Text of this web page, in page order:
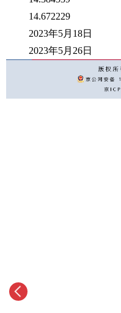
14.672229
2023年5月18日
2023年5月26日